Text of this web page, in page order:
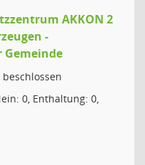
AKKON 2
-
0, Enthaltung: 0,